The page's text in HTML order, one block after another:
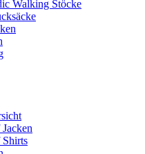
Walking Stöcke